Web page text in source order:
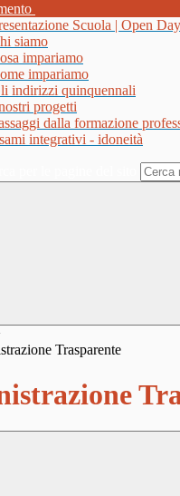
Scuola | Open Day
siamo
impariamo
impariamo
indirizzi quinquennali
progetti
dalla formazione
integrativi - idoneità
Trasparente